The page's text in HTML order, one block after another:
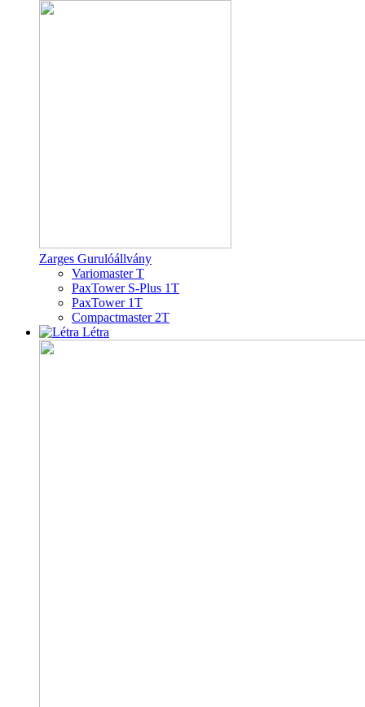
Zarges Gurulóállvány
Variomaster T
PaxTower S-Plus 1T
PaxTower 1T
Compactmaster 2T
Létra